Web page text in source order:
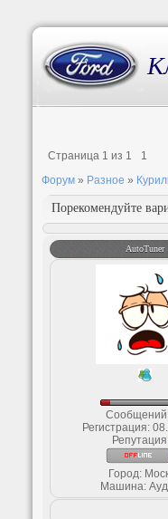
Страница 1 из 1
1
Форум » Разное »
Порекомендуйте
AutoTuner
Регистрация:
Город:
Машина: